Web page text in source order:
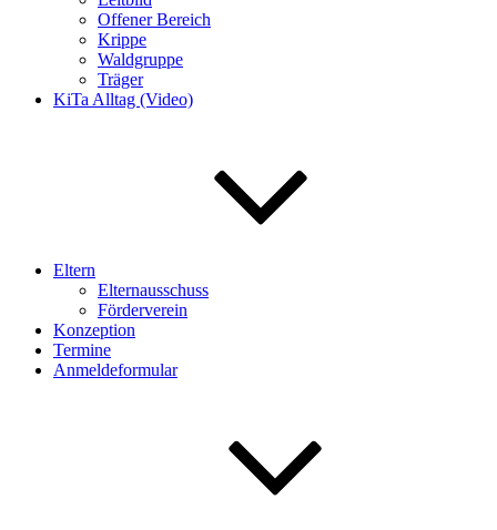
Offener Bereich
Krippe
Waldgruppe
Träger
KiTa Alltag (Video)
Eltern
Elternausschuss
Förderverein
Konzeption
Termine
Anmeldeformular